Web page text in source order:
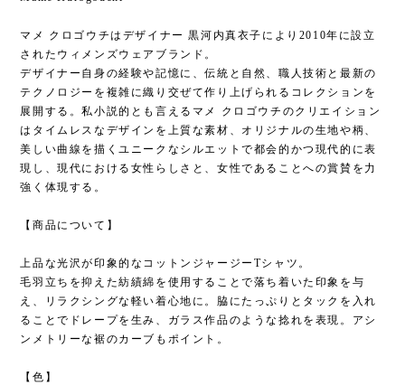
マメ クロゴウチはデザイナー 黒河内真衣子により2010年に設立
されたウィメンズウェアブランド。
デザイナー自身の経験や記憶に、伝統と自然、職人技術と最新の
テクノロジーを複雑に織り交ぜて作り上げられるコレクションを
展開する。私小説的とも言えるマメ クロゴウチのクリエイション
はタイムレスなデザインを上質な素材、オリジナルの生地や柄、
美しい曲線を描くユニークなシルエットで都会的かつ現代的に表
現し、現代における女性らしさと、女性であることへの賞賛を力
強く体現する。
【商品について】
上品な光沢が印象的なコットンジャージーTシャツ。
毛羽立ちを抑えた紡績綿を使用することで落ち着いた印象を与
え、リラクシングな軽い着心地に。脇にたっぷりとタックを入れ
ることでドレープを生み、ガラス作品のような捻れを表現。アシ
ンメトリーな裾のカーブもポイント。
【色】